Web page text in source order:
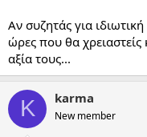
Αν συζητάς για
ώρες που θα
αξία τους...
K karma
New member